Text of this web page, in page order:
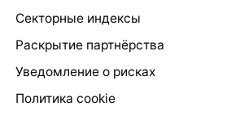
Секторные индексы
Раскрытие партнёрства
Уведомление о рисках
Политика cookie